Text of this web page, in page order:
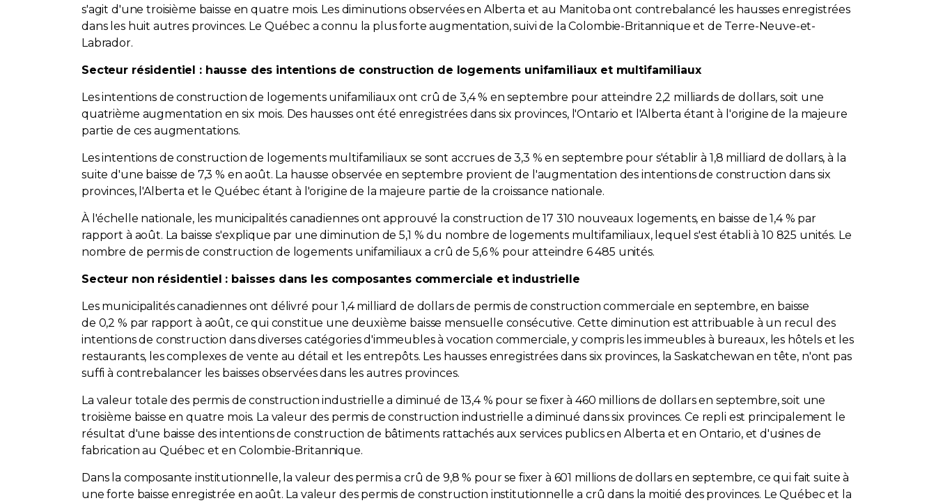
s'agit d'une troisième baisse en quatre mois. Les diminutions observées en Alberta et au Manitoba ont contrebalancé les hausses enregistrées
dans les huit autres provinces. Le Québec a connu la plus forte augmentation, suivi de la Colombie-Britannique et de Terre-Neuve-et-
Labrador.
Secteur résidentiel : hausse des intentions de construction de logements unifamiliaux et multifamiliaux
Les intentions de construction de logements unifamiliaux ont crû de 3,4 % en septembre pour atteindre 2,2 milliards de dollars, soit une
quatrième augmentation en six mois. Des hausses ont été enregistrées dans six provinces, l'Ontario et l'Alberta étant à l'origine de la majeure
partie de ces augmentations.
Les intentions de construction de logements multifamiliaux se sont accrues de 3,3 % en septembre pour s'établir à 1,8 milliard de dollars, à la
suite d'une baisse de 7,3 % en août. La hausse observée en septembre provient de l'augmentation des intentions de construction dans six
provinces, l'Alberta et le Québec étant à l'origine de la majeure partie de la croissance nationale.
À l'échelle nationale, les municipalités canadiennes ont approuvé la construction de 17 310 nouveaux logements, en baisse de 1,4 % par
rapport à août. La baisse s'explique par une diminution de 5,1 % du nombre de logements multifamiliaux, lequel s'est établi à 10 825 unités. Le
nombre de permis de construction de logements unifamiliaux a crû de 5,6 % pour atteindre 6 485 unités.
Secteur non résidentiel : baisses dans les composantes commerciale et industrielle
Les municipalités canadiennes ont délivré pour 1,4 milliard de dollars de permis de construction commerciale en septembre, en baisse
de 0,2 % par rapport à août, ce qui constitue une deuxième baisse mensuelle consécutive. Cette diminution est attribuable à un recul des
intentions de construction dans diverses catégories d'immeubles à vocation commerciale, y compris les immeubles à bureaux, les hôtels et les
restaurants, les complexes de vente au détail et les entrepôts. Les hausses enregistrées dans six provinces, la Saskatchewan en tête, n'ont pas
suffi à contrebalancer les baisses observées dans les autres provinces.
La valeur totale des permis de construction industrielle a diminué de 13,4 % pour se fixer à 460 millions de dollars en septembre, soit une
troisième baisse en quatre mois. La valeur des permis de construction industrielle a diminué dans six provinces. Ce repli est principalement le
résultat d'une baisse des intentions de construction de bâtiments rattachés aux services publics en Alberta et en Ontario, et d'usines de
fabrication au Québec et en Colombie-Britannique.
Dans la composante institutionnelle, la valeur des permis a crû de 9,8 % pour se fixer à 601 millions de dollars en septembre, ce qui fait suite à
une forte baisse enregistrée en août. La valeur des permis de construction institutionnelle a crû dans la moitié des provinces. Le Québec et la